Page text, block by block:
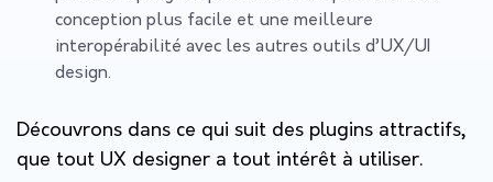
conception plus facile et une meilleure
interopérabilité avec les autres outils d’UX/UI
design.
Découvrons dans ce qui suit des plugins attractifs,
que tout UX designer a tout intérêt à utiliser.